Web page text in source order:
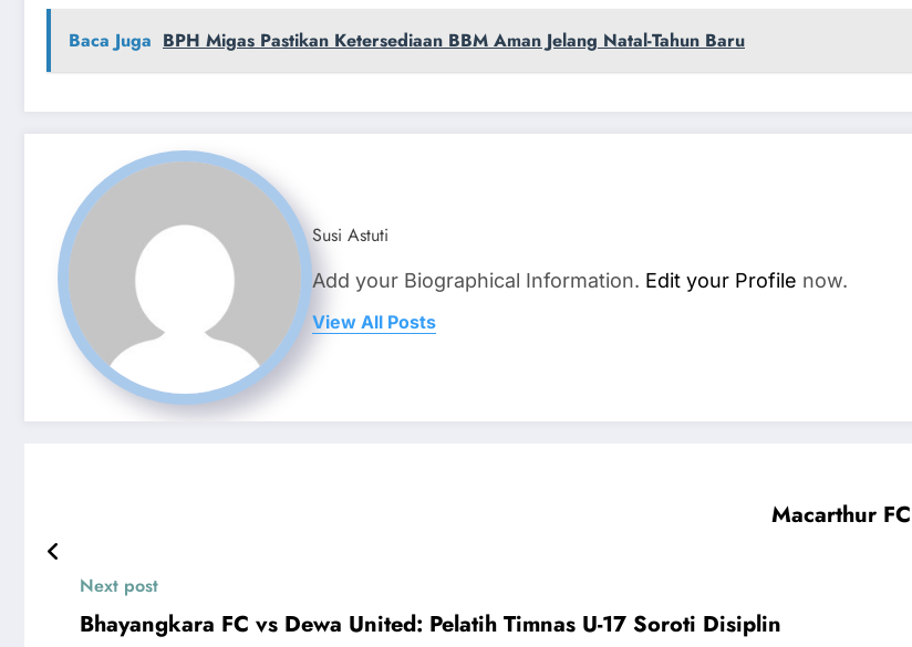
Baca Juga BPH Migas Pastikan Ketersediaan BBM Aman Jelang Natal-Tahun Baru
Susi Astuti
Add your Biographical Information. Edit your Profile now.
View All Posts
Macarthur
Next post
Bhayangkara FC vs Dewa United: Pelatih Timnas U-17 Soroti Disiplin